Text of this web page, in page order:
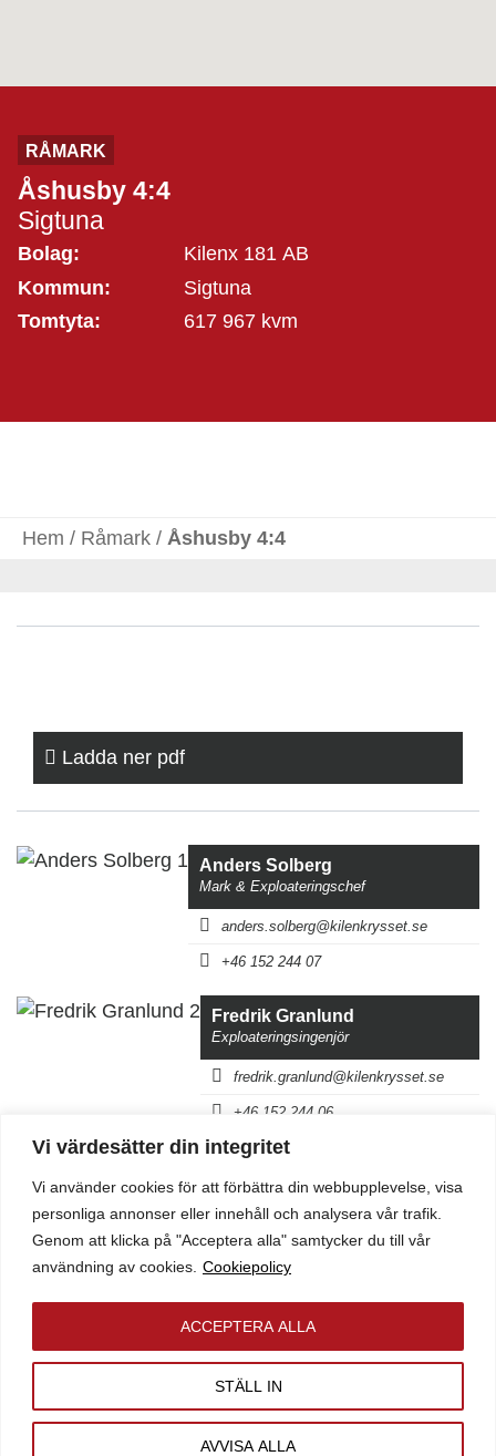
Vi värdesätter din integritet
Vi använder cookies för att förbättra din webbupplevelse, visa
personliga annonser eller innehåll och analysera vår trafik.
Genom att klicka på "Acceptera alla" samtycker du till vår
användning av cookies. Cookiepolicy
STÄLL IN
AVVISA ALLA
ACCEPTERA ALLA
RÅMARK
Åshusby 4:4
Sigtuna
Bolag:
Kilenx 181 AB
Kommun:
Sigtuna
Tomtyta:
617 967 kvm
Hem / Råmark / Åshusby 4:4
Ladda ner pdf
Anders Solberg
Mark & Exploateringschef
anders.solberg@kilenkrysset.se
+46 152 244 07
Fredrik Granlund
Exploateringsingenjör
fredrik.granlund@kilenkrysset.se
+46 152 244 06
Mer råmark i Sigtuna
Venngarn 1:1
Tomtyta:4 044 642 kvm